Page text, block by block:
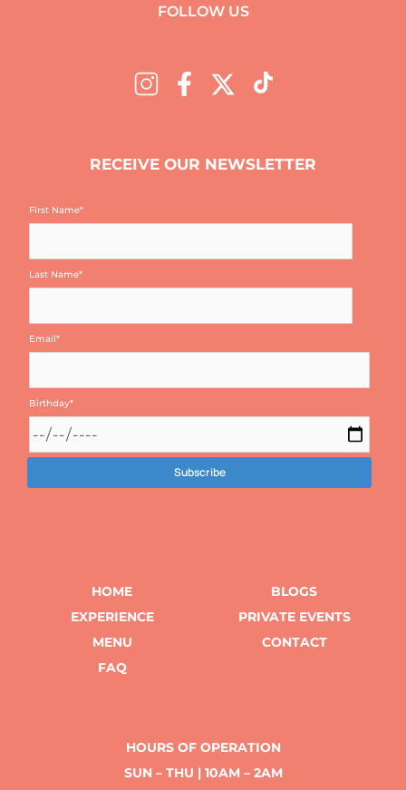
FOLLOW US
RECEIVE OUR NEWSLETTER
First Name*
Last Name*
Email*
Birthday*
HOME
EXPERIENCE
MENU
FAQ
BLOGS
PRIVATE EVENTS
CONTACT
HOURS OF OPERATION
SUN – THU | 10AM – 2AM